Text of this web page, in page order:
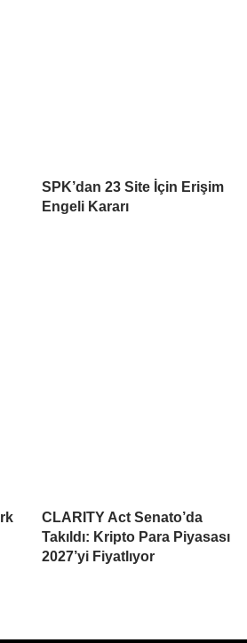
SPK’dan 23 Site İçin Erişim
Engeli Kararı
CLARITY Act Senato’da
Takıldı: Kripto Para Piyasası
2027’yi Fiyatlıyor